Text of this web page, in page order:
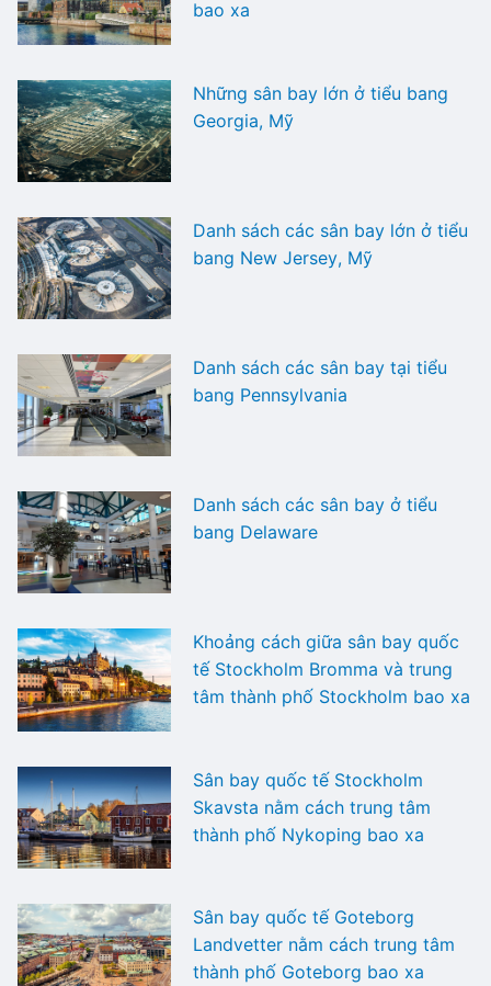
bao xa
Những sân bay lớn ở tiểu bang
Georgia, Mỹ
Danh sách các sân bay lớn ở tiểu
bang New Jersey, Mỹ
Danh sách các sân bay tại tiểu
bang Pennsylvania
Danh sách các sân bay ở tiểu
bang Delaware
Khoảng cách giữa sân bay quốc
tế Stockholm Bromma và trung
tâm thành phố Stockholm bao xa
Sân bay quốc tế Stockholm
Skavsta nằm cách trung tâm
thành phố Nykoping bao xa
Sân bay quốc tế Goteborg
Landvetter nằm cách trung tâm
thành phố Goteborg bao xa